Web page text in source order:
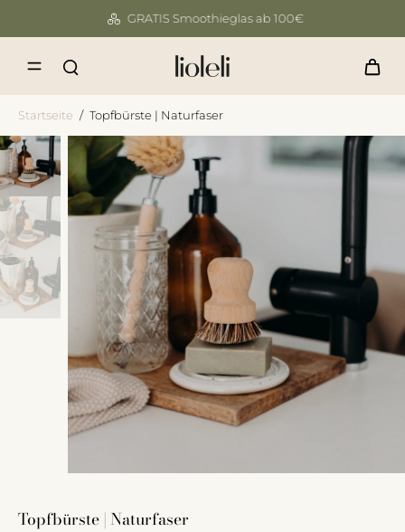
GRATIS Smoothieglas ab 100€
Startseite / Topfbürste | Naturfaser
Topfbürste | Naturfaser